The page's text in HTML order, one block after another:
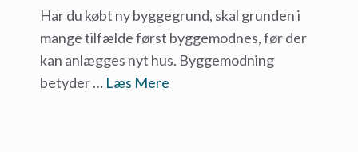
Har du købt ny byggegrund, skal grunden i
mange tilfælde først byggemodnes, før der
kan anlægges nyt hus. Byggemodning
betyder … Læs Mere